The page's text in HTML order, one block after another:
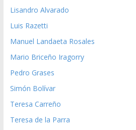
Lisandro Alvarado
Luis Razetti
Manuel Landaeta Rosales
Mario Briceño Iragorry
Pedro Grases
Simón Bolívar
Teresa Carreño
Teresa de la Parra